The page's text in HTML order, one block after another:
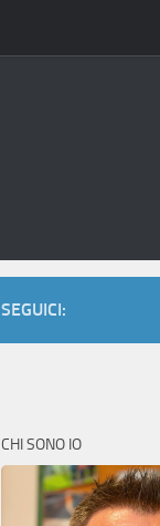
SEGUICI:
CHI SONO IO